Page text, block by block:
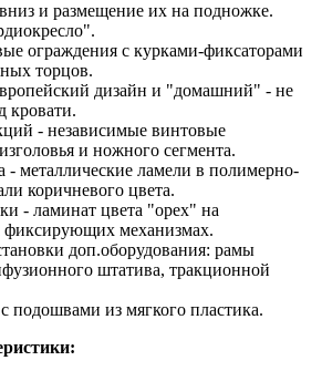
и размещение их на подножке.
ограждения с курками-фиксаторами
торцов.
дизайн и "домашний" - не
кровати.
- независимые винтовые
и ножного сегмента.
- металлические ламели в полимерно-
коричневого цвета.
- ламинат цвета "орех" на
фиксирующих механизмах.
доп.оборудования: рамы
штатива, тракционной
из мягкого пластика.